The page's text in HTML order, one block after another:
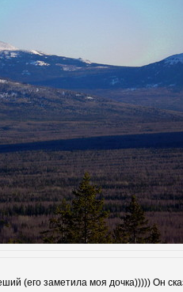
(его заметила моя дочка))))) Он